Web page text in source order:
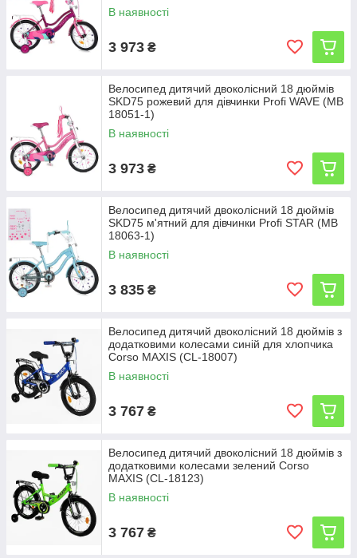
В наявності
3 973 ₴
Велосипед дитячий двоколісний 18 дюймів
SKD75 рожевий для дівчинки Profi WAVE (MB
18051-1)
В наявності
3 973 ₴
Велосипед дитячий двоколісний 18 дюймів
SKD75 м'ятний для дівчинки Profi STAR (MB
18063-1)
В наявності
3 835 ₴
Велосипед дитячий двоколісний 18 дюймів з
додатковими колесами синій для хлопчика
Corso MAXIS (CL-18007)
В наявності
3 767 ₴
Велосипед дитячий двоколісний 18 дюймів з
додатковими колесами зелений Corso
MAXIS (CL-18123)
В наявності
3 767 ₴